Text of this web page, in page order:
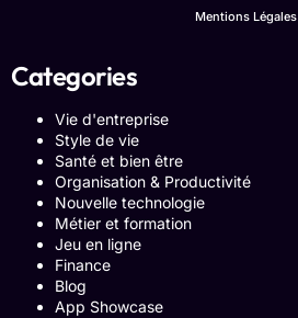
Mentions Légales
Categories
Vie d'entreprise
Style de vie
Santé et bien être
Organisation & Productivité
Nouvelle technologie
Métier et formation
Jeu en ligne
Finance
Blog
App Showcase